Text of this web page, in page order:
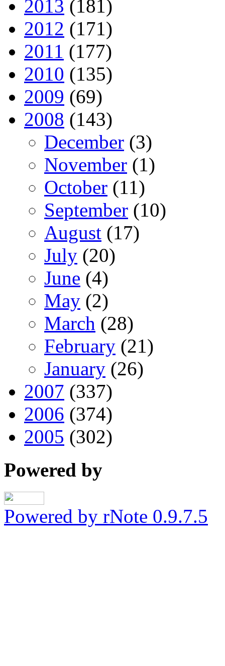
2013 (181)
2012 (171)
2011 (177)
2010 (135)
2009 (69)
2008 (143)
December (3)
November (1)
October (11)
September (10)
August (17)
July (20)
June (4)
May (2)
March (28)
February (21)
January (26)
2007 (337)
2006 (374)
2005 (302)
Powered by
Powered by rNote 0.9.7.5